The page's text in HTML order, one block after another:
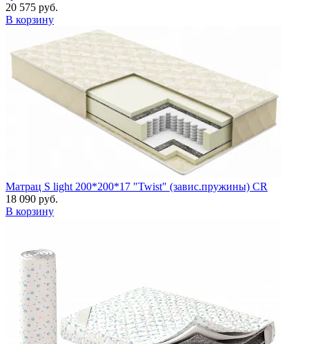
20 575 руб.
В корзину
Матрац S light 200*200*17 "Twist" (завис.пружины) CR
18 090 руб.
В корзину